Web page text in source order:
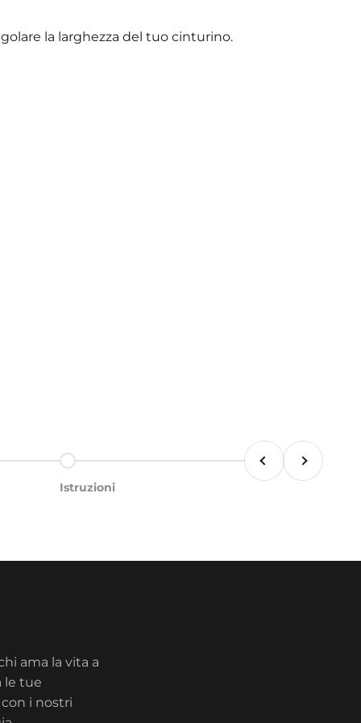
la larghezza del tuo cinturino.
Gehe zu Element 5
Istruzioni
ZurückVor
ama la vita a
le tue
i nostri